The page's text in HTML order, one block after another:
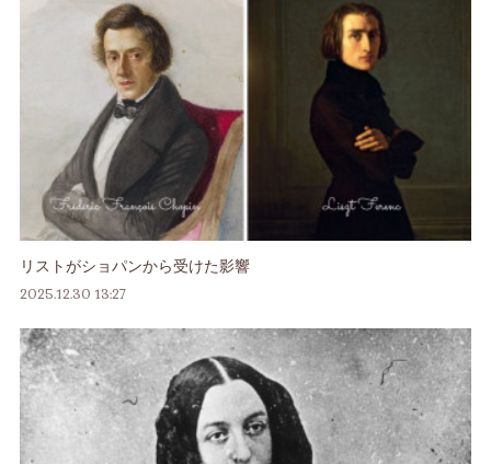
リストがショパンから受けた影響
2025.12.30 13:27